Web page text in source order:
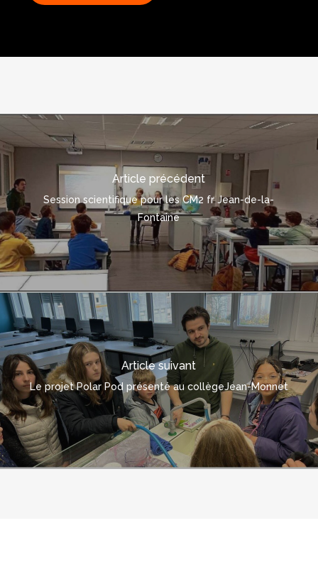
Article précédent
Session scientifique pour les CM2 fr Jean-de-la-
Fontaine
Article suivant
Le projet Polar Pod présenté au collègeJean-Monnet